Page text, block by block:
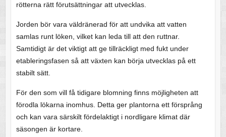
rötterna rätt förutsättningar att utvecklas.
Jorden bör vara väldränerad för att undvika att vatten
samlas runt löken, vilket kan leda till att den ruttnar.
Samtidigt är det viktigt att ge tillräckligt med fukt under
etableringsfasen så att växten kan börja utvecklas på ett
stabilt sätt.
För den som vill få tidigare blomning finns möjligheten att
förodla lökarna inomhus. Detta ger plantorna ett försprång
och kan vara särskilt fördelaktigt i nordligare klimat där
säsongen är kortare.